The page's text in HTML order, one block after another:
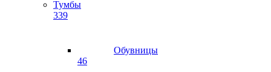
Тумбы
339
Обувницы
46